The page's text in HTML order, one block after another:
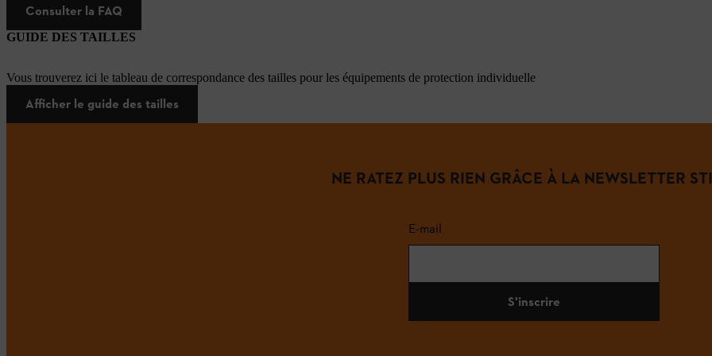
Consulter la FAQ
GUIDE DES TAILLES
Vous trouverez ici le tableau de correspondance des tailles pour les équipements de protection individuelle
Afficher le guide des tailles
NE RATEZ PLUS RIEN GRÂCE À LA NEWSLETTER
E-mail
S'inscrire